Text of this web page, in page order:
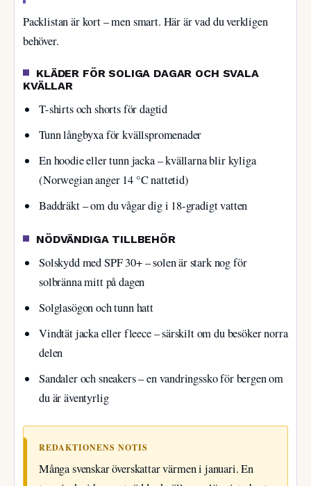
Packlistan är kort – men smart. Här är vad du verkligen
behöver.
KLÄDER FÖR SOLIGA DAGAR OCH SVALA
KVÄLLAR
T-shirts och shorts för dagtid
Tunn långbyxa för kvällspromenader
En hoodie eller tunn jacka – kvällarna blir kyliga
(Norwegian anger 14 °C nattetid)
Baddräkt – om du vågar dig i 18-gradigt vatten
NÖDVÄNDIGA TILLBEHÖR
Solskydd med SPF 30+ – solen är stark nog för
solbränna mitt på dagen
Solglasögon och tunn hatt
Vindtät jacka eller fleece – särskilt om du besöker norra
delen
Sandaler och sneakers – en vandringssko för bergen om
du är äventyrlig
REDAKTIONENS NOTIS
Många svenskar överskattar värmen i januari. En